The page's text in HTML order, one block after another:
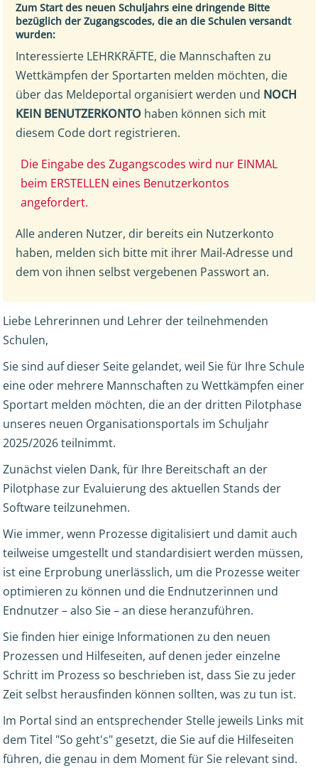
Zum Start des neuen Schuljahrs eine dringende Bitte
bezüglich der Zugangscodes, die an die Schulen versandt
wurden:
Interessierte LEHRKRÄFTE, die Mannschaften zu
Wettkämpfen der Sportarten melden möchten, die
über das Meldeportal organisiert werden und NOCH
KEIN BENUTZERKONTO haben können sich mit
diesem Code dort registrieren.
Die Eingabe des Zugangscodes wird nur EINMAL
beim ERSTELLEN eines Benutzerkontos
angefordert.
Alle anderen Nutzer, dir bereits ein Nutzerkonto
haben, melden sich bitte mit ihrer Mail-Adresse und
dem von ihnen selbst vergebenen Passwort an.
Liebe Lehrerinnen und Lehrer der teilnehmenden
Schulen,
Sie sind auf dieser Seite gelandet, weil Sie für Ihre Schule
eine oder mehrere Mannschaften zu Wettkämpfen einer
Sportart melden möchten, die an der dritten Pilotphase
unseres neuen Organisationsportals im Schuljahr
2025/2026 teilnimmt.
Zunächst vielen Dank, für Ihre Bereitschaft an der
Pilotphase zur Evaluierung des aktuellen Stands der
Software teilzunehmen.
Wie immer, wenn Prozesse digitalisiert und damit auch
teilweise umgestellt und standardisiert werden müssen,
ist eine Erprobung unerlässlich, um die Prozesse weiter
optimieren zu können und die Endnutzerinnen und
Endnutzer – also Sie – an diese heranzuführen.
Sie finden hier einige Informationen zu den neuen
Prozessen und Hilfeseiten, auf denen jeder einzelne
Schritt im Prozess so beschrieben ist, dass Sie zu jeder
Zeit selbst herausfinden können sollten, was zu tun ist.
Im Portal sind an entsprechender Stelle jeweils Links mit
dem Titel "So geht's" gesetzt, die Sie auf die Hilfeseiten
führen, die genau in dem Moment für Sie relevant sind.